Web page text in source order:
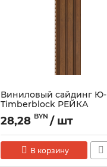
Виниловый сайдинг Ю-
Timberblock РЕЙКА
ФАСАДНАЯ
28,28 BYN / шт
В корзину